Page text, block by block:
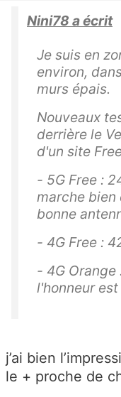
Nini78 a écrit
Je suis en
environ,
murs épais.
Nouveaux
derrière le
d'un site
- 5G Free :
marche bien
bonne
- 4G Free :
- 4G
l'honneur
j’ai bien
le + proche de